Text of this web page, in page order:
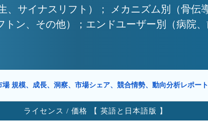
、サイナスリフト）； メカニズム別（骨伝
トン、その他）；エンドユーザー別（病院
場 規模、成長、洞察、市場シェア、競合情勢、動向分析レポー
ライセンス / 価格 【 英語と日本語版 】